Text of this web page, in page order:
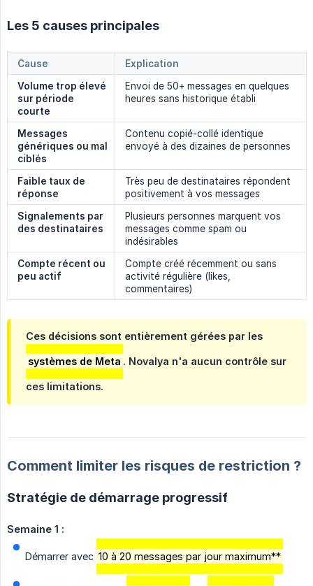
Les 5 causes principales
Cause
Explication
Volume trop élevé
sur période
courte
Envoi de 50+ messages en quelques
heures sans historique établi
Messages
génériques ou mal
ciblés
Contenu copié-collé identique
envoyé à des dizaines de personnes
Faible taux de
réponse
Très peu de destinataires répondent
positivement à vos messages
Signalements par
des destinataires
Plusieurs personnes marquent vos
messages comme spam ou
indésirables
Compte récent ou
peu actif
Compte créé récemment ou sans
activité régulière (likes,
commentaires)
Ces décisions sont entièrement gérées par les
systèmes de Meta . Novalya n'a aucun contrôle sur
ces limitations.
Comment limiter les risques de restriction ?
Stratégie de démarrage progressif
Semaine 1 :
Démarrer avec 10 à 20 messages par jour maximum**